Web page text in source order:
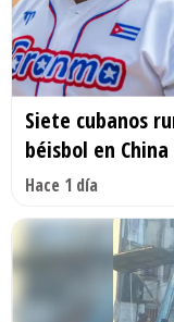
Siete cubanos
béisbol en China
Hace 1 día